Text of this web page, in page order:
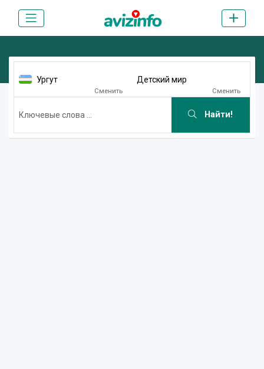
Ургут
Сменить
Детский мир
Сменить
Найти!